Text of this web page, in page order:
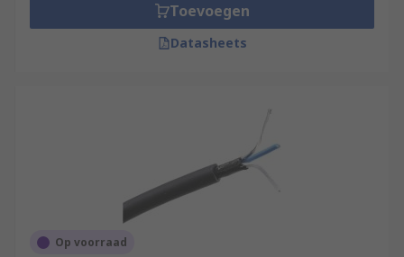
Toevoegen
Datasheets
Op voorraad